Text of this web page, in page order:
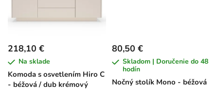
Komoda s osvetlením Hiro C
- béžová / dub krémový
218,10 €
Na sklade
Nočný stolík Mono - béžová
80,50 €
Skladom | Doručenie do 48
hodín